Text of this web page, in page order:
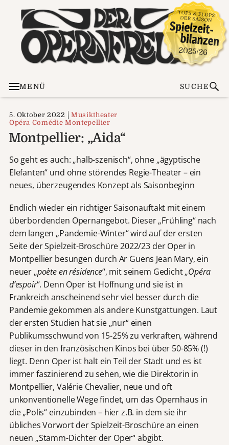
MENÜ SUCHE
5. Oktober 2022
Musiktheater
Opéra Comédie Montepellier
Montpellier: „Aida“
So geht es auch: „halb-szenisch“, ohne „ägyptische
Elefanten“ und ohne störendes Regie-Theater – ein
neues, überzeugendes Konzept als Saisonbeginn
Endlich wieder ein richtiger Saisonauftakt mit einem
überbordenden Opernangebot. Dieser „Frühling“ nach
dem langen „Pandemie-Winter“ wird auf der ersten
Seite der Spielzeit-Broschüre 2022/23 der Oper in
Montpellier besungen durch Ar Guens Jean Mary, ein
neuer „poète en résidence“, mit seinem Gedicht „Opéra
d’espoir“. Denn Oper ist Hoffnung und sie ist in
Frankreich anscheinend sehr viel besser durch die
Pandemie gekommen als andere Kunstgattungen. Laut
der ersten Studien hat sie „nur“ einen
Publikumsschwund von 15-25% zu verkraften, während
dieser in den französischen Kinos bei über 50-85% (!)
liegt. Denn Oper ist halt ein Teil der Stadt und es ist
immer faszinierend zu sehen, wie die Direktorin in
Montpellier, Valérie Chevalier, neue und oft
unkonventionelle Wege findet, um das Opernhaus in
die „Polis“ einzubinden – hier z.B. in dem sie ihr
übliches Vorwort der Spielzeit-Broschüre an einen
neuen „Stamm-Dichter der Oper“ abgibt.